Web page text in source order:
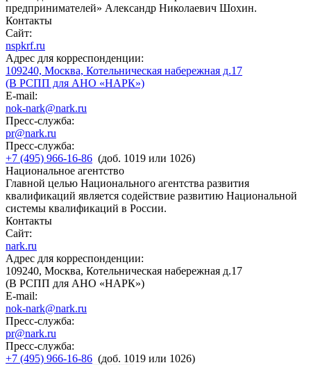
предпринимателей» Александр Николаевич Шохин.
Контакты
Сайт:
nspkrf.ru
Адрес для корреспонденции:
109240, Москва, Котельническая набережная д.17
(В РСПП для АНО «НАРК»)
E-mail:
nok-nark@nark.ru
Пресс-служба:
pr@nark.ru
Пресс-служба:
+7 (495) 966-16-86 (доб. 1019 или 1026)
Национальное агентство
Главной целью Национального агентства развития
квалификаций является содействие развитию Национальной
системы квалификаций в России.
Контакты
Сайт:
nark.ru
Адрес для корреспонденции:
109240, Москва, Котельническая набережная д.17
(В РСПП для АНО «НАРК»)
E-mail:
nok-nark@nark.ru
Пресс-служба:
pr@nark.ru
Пресс-служба:
+7 (495) 966-16-86 (доб. 1019 или 1026)